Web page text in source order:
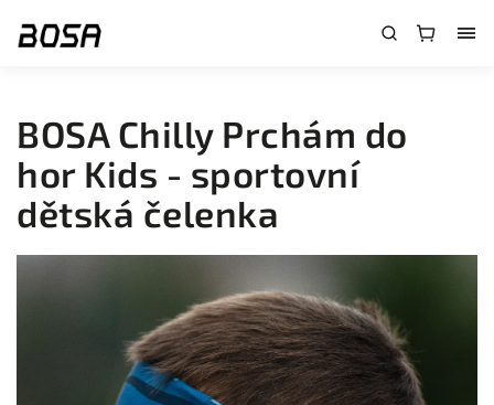
BOSA Chilly Prchám do
hor Kids - sportovní
dětská čelenka